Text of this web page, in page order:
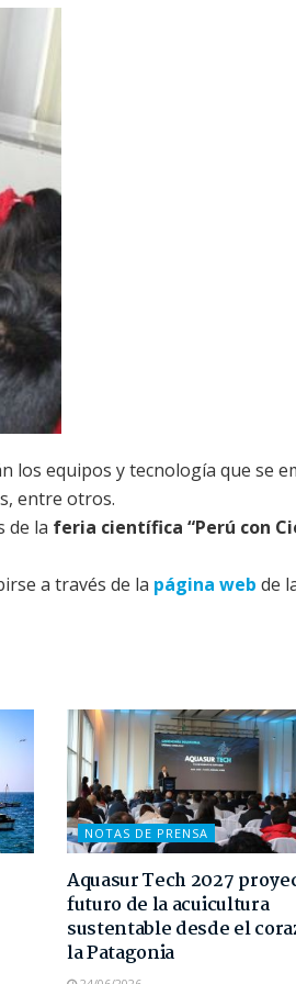
los equipos y tecnología que se
entre otros.
de la feria científica “Perú con
a través de la página web de
NOTAS DE PRENSA
Aquasur Tech 2027
futuro de la acuicultura
sustentable desde el
la Patagonia